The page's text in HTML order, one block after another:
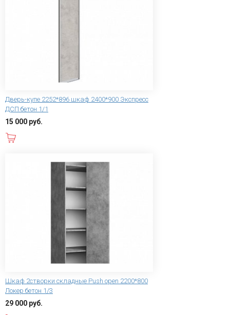
Дверь-купе 2252*896 шкаф 2400*900 Экспресс
ДСП бетон 1/1
15 000 руб.
Шкаф 2створки складные Push open 2200*800
Локер бетон 1/3
29 000 руб.